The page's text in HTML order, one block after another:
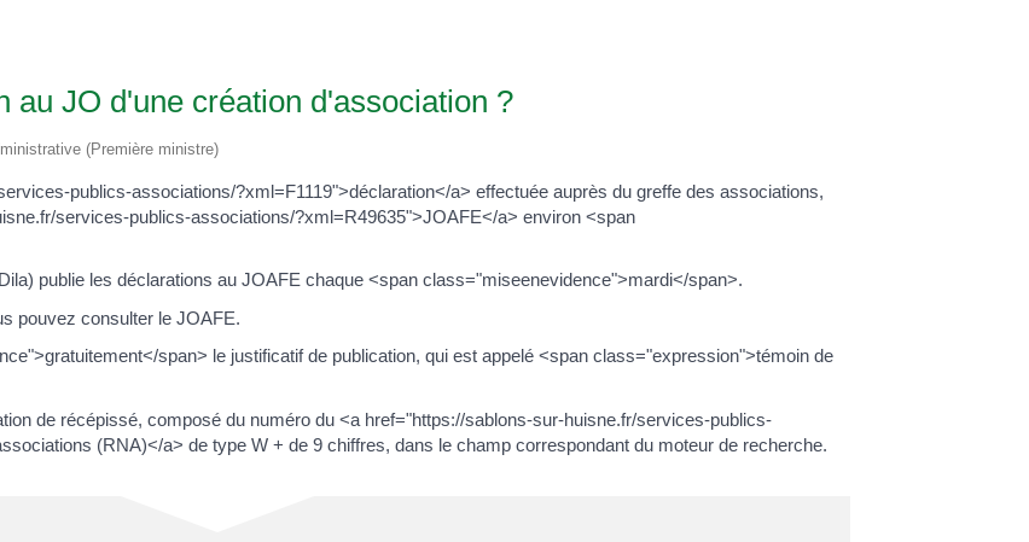
au JO d'une création d'association ?
(Première ministre)
publics-associations/?xml=F1119">déclaration</a> effectuée auprès du greffe des associations,
services-publics-associations/?xml=R49635">JOAFE</a> environ <span
publie les déclarations au JOAFE chaque <span class="miseenevidence">mardi</span>.
pouvez consulter le JOAFE.
span> le justificatif de publication, qui est appelé <span class="expression">témoin de
de récépissé, composé du numéro du <a href="https://sablons-sur-huisne.fr/services-publics-
(RNA)</a> de type W + de 9 chiffres, dans le champ correspondant du moteur de recherche.